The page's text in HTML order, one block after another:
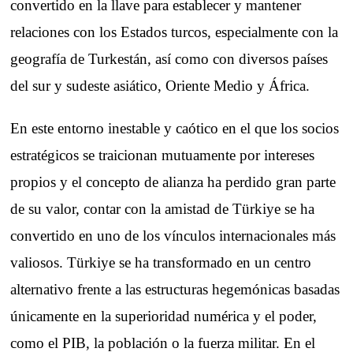
convertido en la llave para establecer y mantener
relaciones con los Estados turcos, especialmente con la
geografía de Turkestán, así como con diversos países
del sur y sudeste asiático, Oriente Medio y África.
En este entorno inestable y caótico en el que los socios
estratégicos se traicionan mutuamente por intereses
propios y el concepto de alianza ha perdido gran parte
de su valor, contar con la amistad de Türkiye se ha
convertido en uno de los vínculos internacionales más
valiosos. Türkiye se ha transformado en un centro
alternativo frente a las estructuras hegemónicas basadas
únicamente en la superioridad numérica y el poder,
como el PIB, la población o la fuerza militar. En el